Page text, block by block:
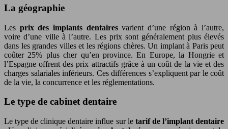
La géographie
Les prix des implants dentairesvarient d’une région à l’autre,
voire d’une ville à l’autre. Les prix sont généralement plus élevés
dans les grandes villes et les régions chères. Un implant à Paris peut
coûter 25% plus cher qu’en province. En Europe, la Hongrie et
l’Espagne offrent des prix attractifs grâce à un coût de la vie et des
charges salariales inférieurs. Ces différences s’expliquent par le coût
de la vie, la concurrence et les réglementations.
Le type de cabinet dentaire
Le type de clinique dentaire influe sur le tarif de l’implant dentaire